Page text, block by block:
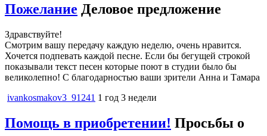
Пожелание Деловое предложение
Здравствуйте!
Смотрим вашу передачу каждую неделю, очень нравится.
Хочется подпевать каждой песне. Если бы бегущей строкой
показывали текст песен которые поют в студии было бы
великолепно! С благодарностью ваши зрители Анна и Тамара
ivankosmakov3_91241 1 год 3 недели
Помощь в приобретении! Просьбы о